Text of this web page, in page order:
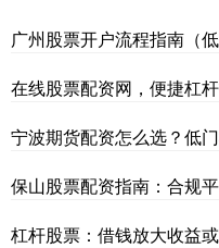
广州股票开户流程指南（低
在线股票配资网，便捷杠
宁波期货配资怎么选？低
保山股票配资指南：合规
杠杆股票：借钱放大收益